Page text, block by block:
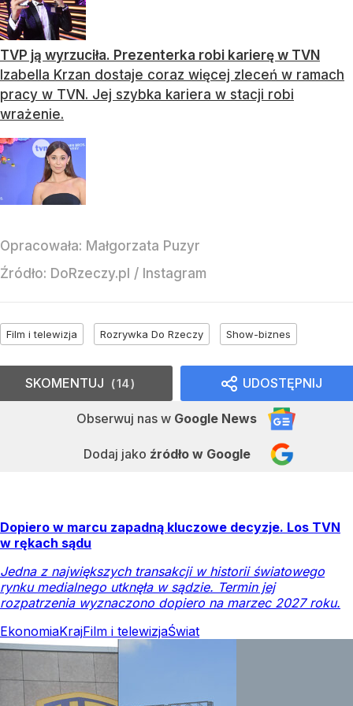
TVP ją wyrzuciła. Prezenterka robi karierę w TVN
Izabella Krzan dostaje coraz więcej zleceń w ramach
pracy w TVN. Jej szybka kariera w stacji robi
wrażenie.
Opracowała: Małgorzata Puzyr
Źródło: DoRzeczy.pl / Instagram
Film i telewizja Rozrywka Do Rzeczy Show-biznes
UDOSTĘPNIJ
Obserwuj nas w Google News
Dodaj jako źródło w Google
SKOMENTUJ 14
Dopiero w marcu zapadną kluczowe decyzje. Los TVN
w rękach sądu
Jedna z największych transakcji w historii światowego
rynku medialnego utknęła w sądzie. Termin jej
rozpatrzenia wyznaczono dopiero na marzec 2027 roku.
EkonomiaKrajFilm i telewizjaŚwiat